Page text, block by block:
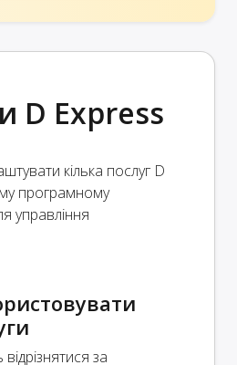
D Express
кілька послуг D
програмному
управління
за